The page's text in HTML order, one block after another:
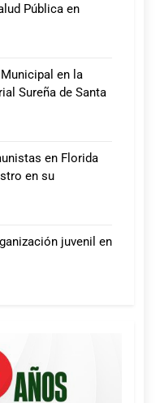
Pública en
en la
Sureña de Santa
en Florida
en su
juvenil en